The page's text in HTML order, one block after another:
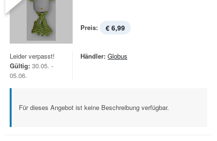
Preis: € 6,99
Leider verpasst!
Gültig: 30.05. -
05.06.
Händler: Globus
Für dieses Angebot ist keine Beschreibung verfügbar.